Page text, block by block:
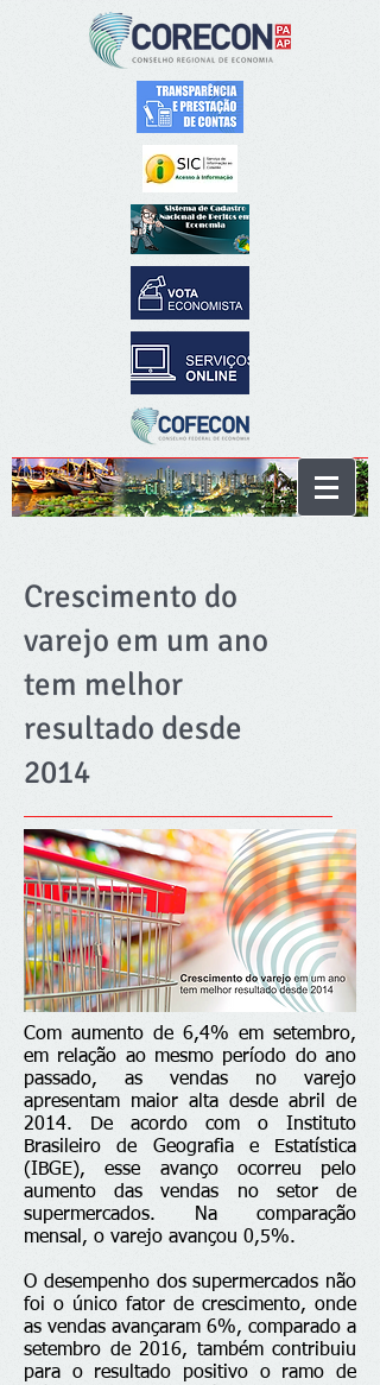
Crescimento do
varejo em um ano
tem melhor
resultado desde
2014
Com aumento de 6,4% em setembro,
em relação ao mesmo período do ano
passado, as vendas no varejo
apresentam maior alta desde abril de
2014. De acordo com o Instituto
Brasileiro de Geografia e Estatística
(IBGE), esse avanço ocorreu pelo
aumento das vendas no setor de
supermercados. Na comparação
mensal, o varejo avançou 0,5%.
O desempenho dos supermercados não
foi o único fator de crescimento, onde
as vendas avançaram 6%, comparado a
setembro de 2016, também contribuiu
para o resultado positivo o ramo de